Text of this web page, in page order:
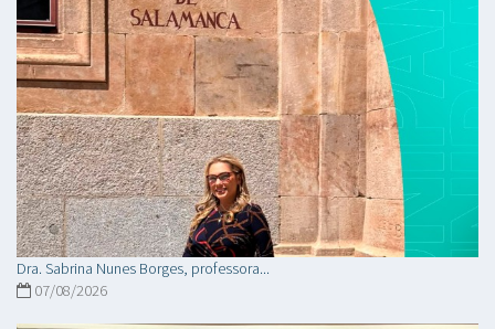
Dra. Sabrina Nunes Borges, professora...
07/08/2026